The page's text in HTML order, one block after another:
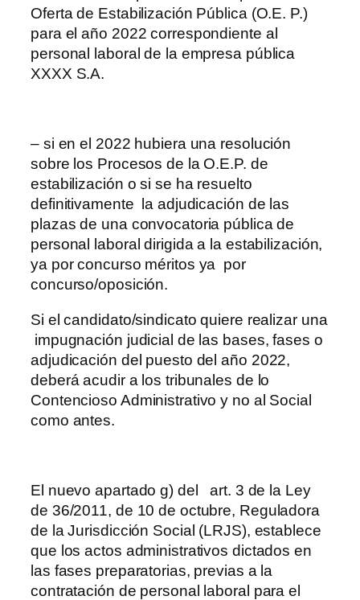
Oferta de Estabilización Pública (O.E. P.)
para el año 2022 correspondiente al
personal laboral de la empresa pública
XXXX S.A.
– si en el 2022 hubiera una resolución
sobre los Procesos de la O.E.P. de
estabilización o si se ha resuelto
definitivamente la adjudicación de las
plazas de una convocatoria pública de
personal laboral dirigida a la estabilización,
ya por concurso méritos ya por
concurso/oposición.
Si el candidato/sindicato quiere realizar una
impugnación judicial de las bases, fases o
adjudicación del puesto del año 2022,
deberá acudir a los tribunales de lo
Contencioso Administrativo y no al Social
como antes.
El nuevo apartado g) del art. 3 de la Ley
de 36/2011, de 10 de octubre, Reguladora
de la Jurisdicción Social (LRJS), establece
que los actos administrativos dictados en
las fases preparatorias, previas a la
contratación de personal laboral para el